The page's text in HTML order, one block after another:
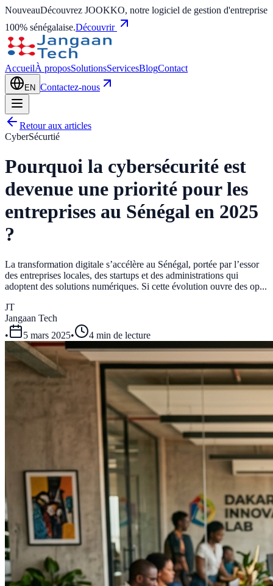
NouveauDécouvrez JOOKKO, notre logiciel de gestion d'entreprise
100% sénégalaise.Découvrir
AccueilÀ proposSolutionsServicesBlogContact
EN Contactez-nous
Retour aux articles
CyberSécurtié
Pourquoi la cybersécurité est
devenue une priorité pour les
entreprises au Sénégal en 2025
?
La transformation digitale s’accélère au Sénégal, portée par l’essor
des entreprises locales, des startups et des administrations qui
adoptent des solutions numériques. Si cette évolution ouvre des op...
JT
Jangaan Tech
•
5 mars 2025• 4 min de lecture